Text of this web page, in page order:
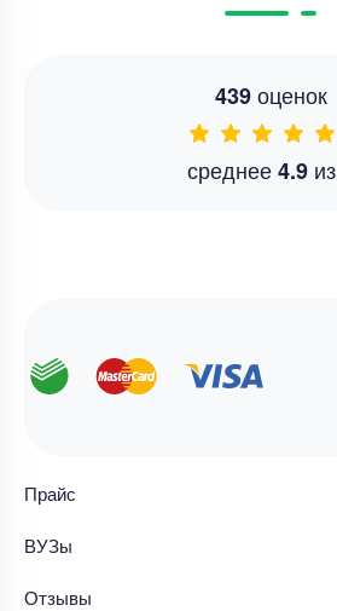
439оценок
среднее4.9 из
Прайс
ВУЗы
Отзывы